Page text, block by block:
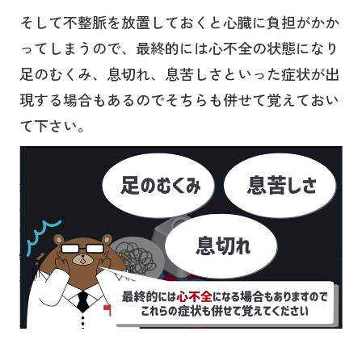
そして不整脈を放置しておくと心臓に負担がかか
ってしまうので、最終的には心不全の状態になり
足のむくみ、息切れ、息苦しさといった症状が出
現する場合もあるのでそちらも併せて覚えておい
て下さい。